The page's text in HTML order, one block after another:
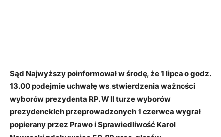
Sąd Najwyższy poinformował w środę, że 1 lipca o godz.
13.00 podejmie uchwałę ws. stwierdzenia ważności
wyborów prezydenta RP. W II turze wyborów
prezydenckich przeprowadzonych 1 czerwca wygrał
popierany przez Prawo i Sprawiedliwość Karol